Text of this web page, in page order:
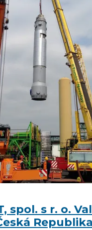
spol. s r. o.
Republika